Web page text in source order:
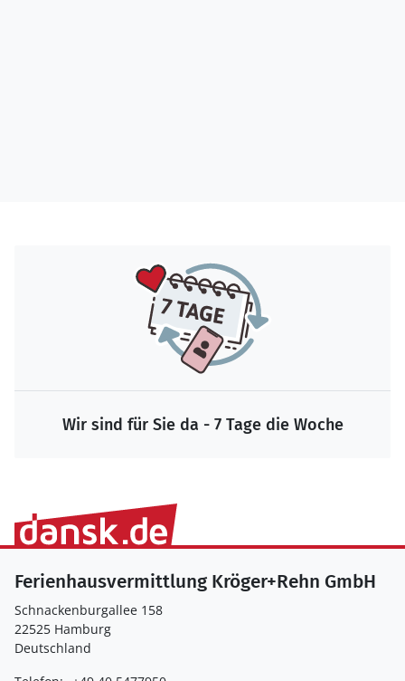
Wir sind für Sie da - 7 Tage die Woche
Ferienhausvermittlung Kröger+Rehn GmbH
Schnackenburgallee 158
22525 Hamburg
Deutschland